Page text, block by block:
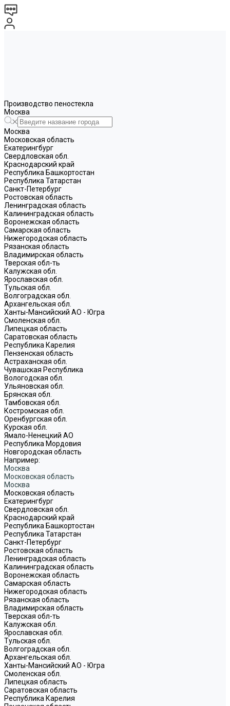
Производство пеностекла
Москва
Москва
Московская область
Екатерингбург
Свердловская обл.
Краснодарский край
Республика Башкортостан
Республика Татарстан
Санкт-Петербург
Ростовская область
Ленинградская область
Калининградская область
Воронежская область
Самарская область
Нижегородская область
Рязанская область
Владимирская область
Тверская обл-ть
Калужская обл.
Ярославская обл.
Тульская обл.
Волгоградская обл.
Архангельская обл.
Ханты-Мансийский АО - Югра
Смоленская обл.
Липецкая область
Саратовская область
Республика Карелия
Пензенская область
Астраханская обл.
Чувашская Республика
Вологодская обл.
Ульяновская обл.
Брянская обл.
Тамбовская обл.
Костромская обл.
Оренбургская обл.
Курская обл.
Ямало-Ненецкий АО
Республика Мордовия
Новгородская область
Например:
Москва
Московская область
Москва
Московская область
Екатерингбург
Свердловская обл.
Краснодарский край
Республика Башкортостан
Республика Татарстан
Санкт-Петербург
Ростовская область
Ленинградская область
Калининградская область
Воронежская область
Самарская область
Нижегородская область
Рязанская область
Владимирская область
Тверская обл-ть
Калужская обл.
Ярославская обл.
Тульская обл.
Волгоградская обл.
Архангельская обл.
Ханты-Мансийский АО - Югра
Смоленская обл.
Липецкая область
Саратовская область
Республика Карелия